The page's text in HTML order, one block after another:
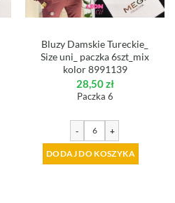
Bluzy Damskie Tureckie_
Size uni_ paczka 6szt_mix
kolor 8991139
28,50zł
Paczka 6
- +
DODAJ DO KOSZYKA